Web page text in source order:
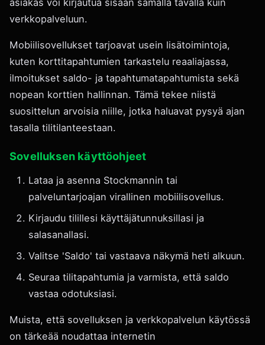
asiakas voi kirjautua sisään samalla tavalla kuin
verkkopalveluun.
Mobiilisovellukset tarjoavat usein lisätoimintoja,
kuten korttitapahtumien tarkastelu reaaliajassa,
ilmoitukset saldo- ja tapahtumatapahtumista sekä
nopean korttien hallinnan. Tämä tekee niistä
suosittelun arvoisia niille, jotka haluavat pysyä ajan
tasalla tilitilanteestaan.
Sovelluksen käyttöohjeet
Lataa ja asenna Stockmannin tai
palveluntarjoajan virallinen mobiilisovellus.
Kirjaudu tilillesi käyttäjätunnuksillasi ja
salasanallasi.
Valitse 'Saldo' tai vastaava näkymä heti alkuun.
Seuraa tilitapahtumia ja varmista, että saldo
vastaa odotuksiasi.
Muista, että sovelluksen ja verkkopalvelun käytössä
on tärkeää noudattaa internetin